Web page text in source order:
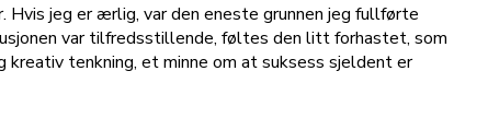
jeg er ærlig, var den eneste grunnen jeg fullførte
var tilfredsstillende, føltes den litt forhastet, som
tenkning, et minne om at suksess sjeldent er